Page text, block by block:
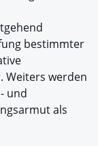
bestimmter
Weiters werden
und
als